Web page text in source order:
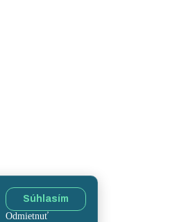
Súhlasím
Odmietnuť